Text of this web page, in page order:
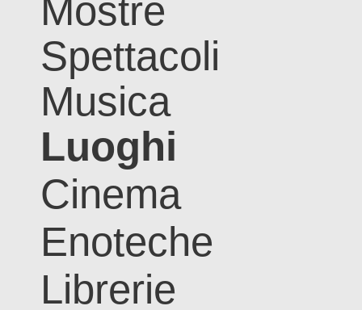
Mostre
Spettacoli
Musica
Luoghi
Cinema
Enoteche
Librerie